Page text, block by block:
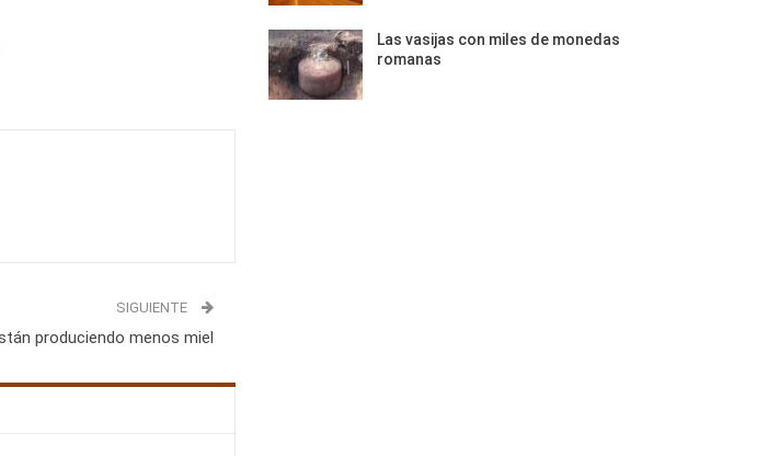
SIGUIENTE
produciendo menos miel
Las vasijas con miles de monedas
romanas